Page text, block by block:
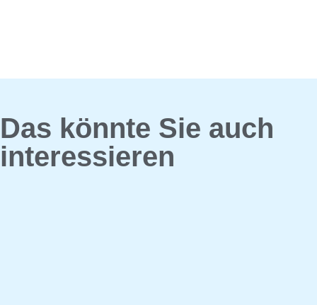
Das könnte Sie auch
interessieren